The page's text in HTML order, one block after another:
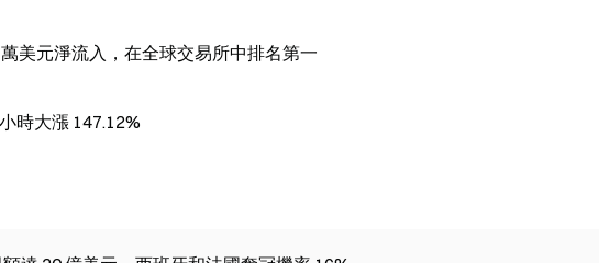
美元淨流入，在全球交易所中排名第一
時大漲 147.12%